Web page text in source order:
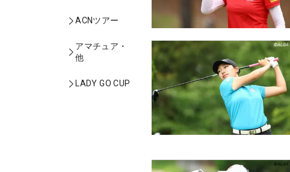
ACNツアー
アマチュア・
他
LADY GO CUP